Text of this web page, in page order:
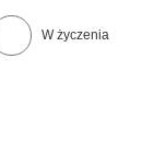
W życzenia